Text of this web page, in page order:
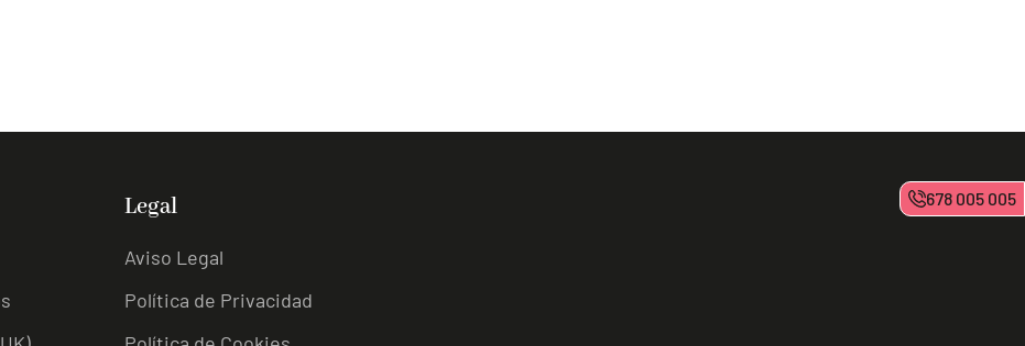
Legal
Aviso Legal
Política de Privacidad
678 005 005